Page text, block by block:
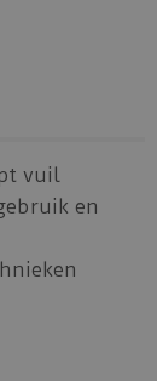
vuil
en